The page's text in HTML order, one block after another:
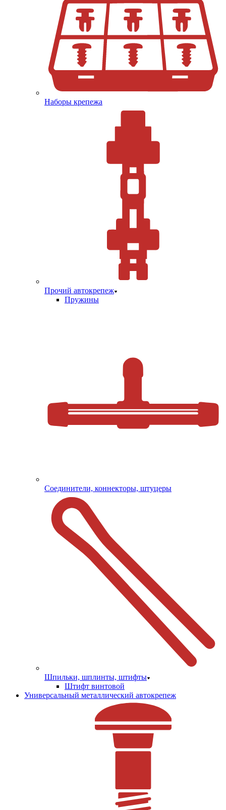
Наборы крепежа
Прочий автокрепеж
Пружины
Соединители, коннекторы, штуцеры
Шпильки, шплинты, штифты
Штифт винтовой
Универсальный металлический автокрепеж